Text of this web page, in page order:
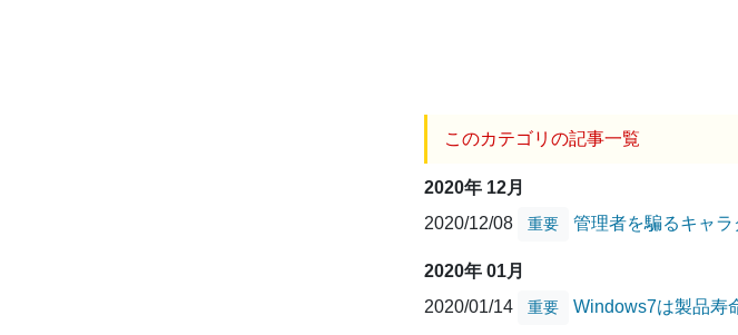
このカテゴリの記事一覧
2020年 12月
2020/12/08
重要 管理者を騙るキャラ
2020年 01月
2020/01/14
重要 Windows7は製品寿